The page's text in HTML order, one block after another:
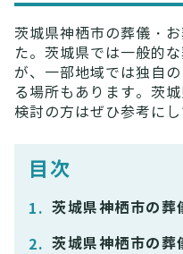
茨城県神栖市の葬儀・
た。茨城県では一般的
が、一部地域では独自
る場所もあります。茨
検討の方はぜひ参考にし
目次
茨城県神栖市の葬
茨城県神栖市の葬